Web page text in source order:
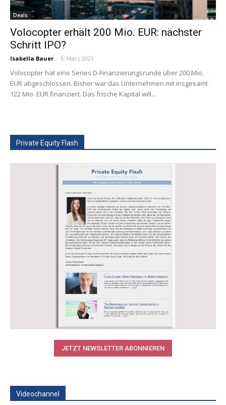
Deals
Volocopter erhält 200 Mio. EUR: nächster
Schritt IPO?
Isabella Bauer - 3. März 2021
Volocopter hat eine Series D-Finanzierungsrunde über 200 Mio.
EUR abgeschlossen. Bisher war das Unternehmen mit insgesamt
122 Mio. EUR finanziert. Das frische Kapital will...
Private Equity Flash
JETZT NEWSLETTER ABONNIEREN
Videochannel